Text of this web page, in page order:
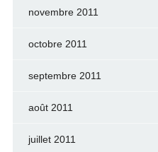
novembre 2011
octobre 2011
septembre 2011
août 2011
juillet 2011